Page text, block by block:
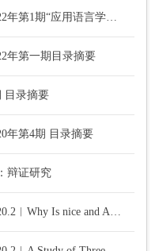
年第一期目录摘要
目录摘要
年第4期 目录摘要
辩证研究